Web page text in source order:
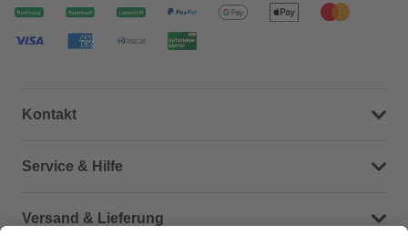
Kontakt
Dein Kontakt zu uns
Service & Hilfe
Häufige Fragen (FAQ)
Versand & Lieferung